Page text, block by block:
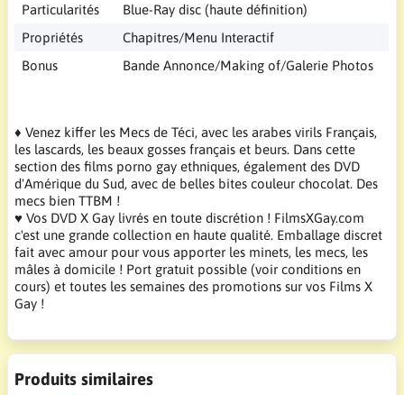
Particularités
Blue-Ray disc (haute définition)
Propriétés
Chapitres/Menu Interactif
Bonus
Bande Annonce/Making of/Galerie Photos
♦ Venez kiffer les Mecs de Téci, avec les arabes virils Français,
les lascards, les beaux gosses français et beurs. Dans cette
section des films porno gay ethniques, également des DVD
d'Amérique du Sud, avec de belles bites couleur chocolat. Des
mecs bien TTBM !
♥ Vos DVD X Gay livrés en toute discrétion ! FilmsXGay.com
c'est une grande collection en haute qualité. Emballage discret
fait avec amour pour vous apporter les minets, les mecs, les
mâles à domicile ! Port gratuit possible (voir conditions en
cours) et toutes les semaines des promotions sur vos Films X
Gay !
Produits similaires